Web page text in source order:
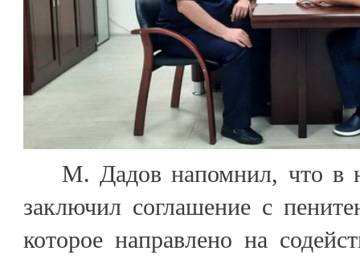
М. Дадов напомнил, что в
заключил соглашение с
которое направлено на